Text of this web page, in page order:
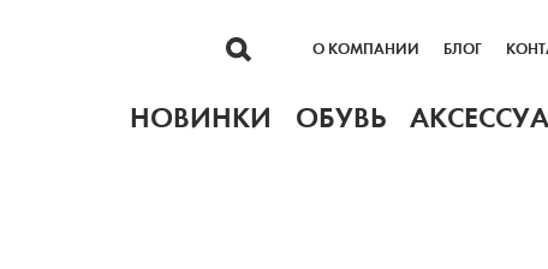
О КОМПАНИИ БЛОГ
НОВИНКИ ОБУВЬ